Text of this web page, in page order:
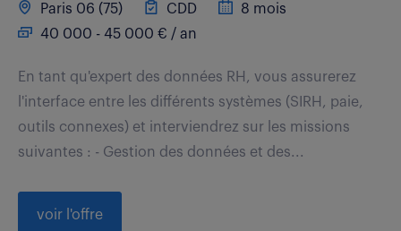
Paris 06 (75) CDD
8 mois
40 000 - 45 000 € / an
En tant qu'expert des données RH, vous assurerez
l'interface entre les différents systèmes (SIRH, paie,
outils connexes) et interviendrez sur les missions
suivantes : - Gestion des données et des...
voir l'offre